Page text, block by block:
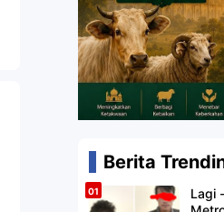
Berita
Lagi